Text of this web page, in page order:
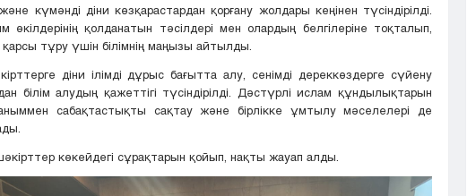
күмәнді діни көзқарастардан қорғану жолдары кеңінен түсіндірілді.
қолданатын тәсілдері мен олардың белгілеріне тоқталып,
тұру үшін білімнің маңызы айтылды.
діни ілімді дұрыс бағытта алу, сенімді дереккөздерге сүйену
білім алудың қажеттігі түсіндірілді. Дәстүрлі ислам құндылықтарын
сабақтастықты сақтау және бірлікке ұмтылу мәселелері де
көкейдегі сұрақтарын қойып, нақты жауап алды.